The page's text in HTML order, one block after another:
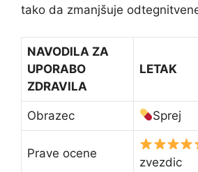
tako da zmanjšuje
NAVODILA ZA
UPORABO
ZDRAVILA
LETAK
Obrazec Sprej
Prave ocene
zvezdic